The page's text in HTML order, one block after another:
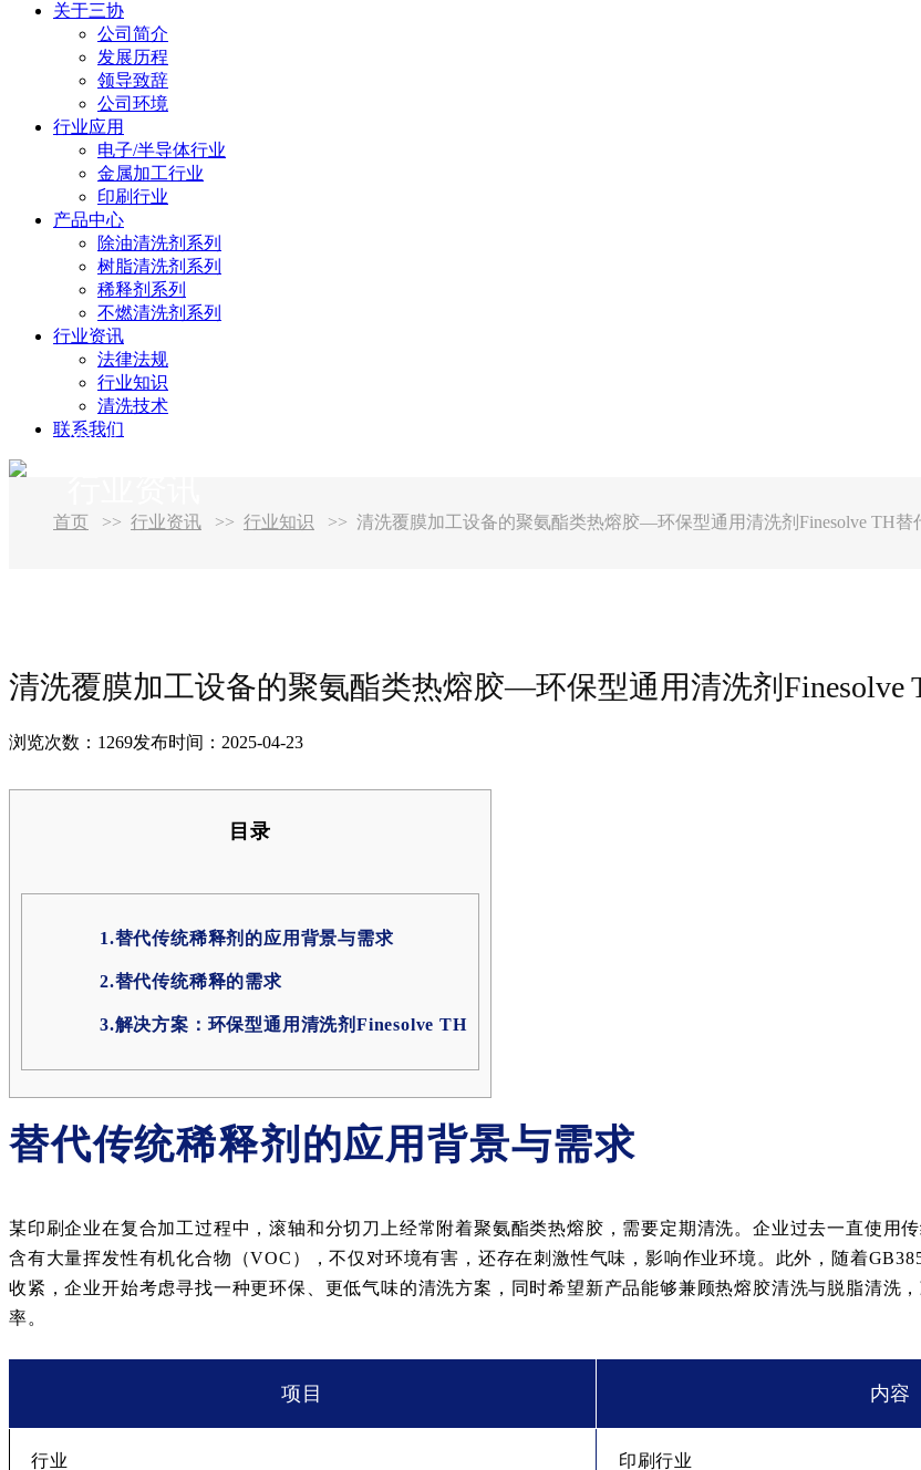
关于三协
公司简介
发展历程
领导致辞
公司环境
行业应用
电子/半导体行业
金属加工行业
印刷行业
产品中心
除油清洗剂系列
树脂清洗剂系列
稀释剂系列
不燃清洗剂系列
行业资讯
法律法规
行业知识
清洗技术
联系我们
News
首页 行业资讯 行业知识 清洗覆膜加工设备的聚氨酯类热熔胶—环保型通用清洗剂Finesolve TH替
清洗覆膜加工设备的聚氨酯类热熔胶—环保型通用清洗剂Finesolve
浏览次数：1269发布时间：2025-04-23
目录
1.替代传统稀释剂的应用背景与需求
2.替代传统稀释的需求
3.解决方案：环保型通用清洗剂Finesolve TH
替代传统稀释剂的应用背景与需求
某印刷企业在复合加工过程中，滚轴和分切刀上经常附着聚氨酯类热熔胶，需要定期清洗。企业过去一直使用
含有大量挥发性有机化合物（VOC），不仅对环境有害，还存在刺激性气味，影响作业环境。此外，随着
收紧，企业开始考虑寻找一种更环保、更低气味的清洗方案，同时希望新产品能够兼顾热熔胶清洗与脱脂清洗
率。
项目 内容
行业 印刷行业